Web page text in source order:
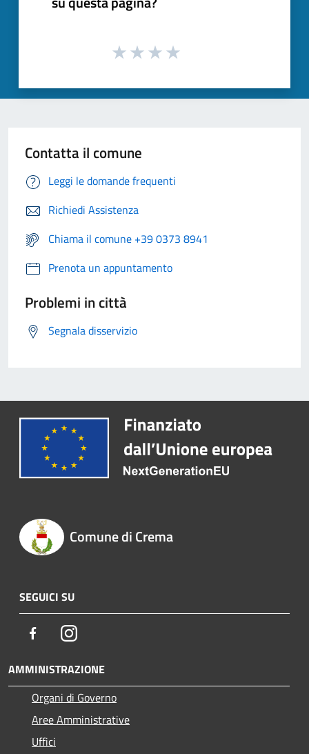
Contatta il comune
Leggi le domande frequenti
Richiedi Assistenza
Chiama il comune +39 0373 8941
Prenota un appuntamento
Problemi in città
Segnala disservizio
Comune di Crema
SEGUICI SU
FacebookInstagram
AMMINISTRAZIONE
Organi di Governo
Aree Amministrative
Uffici